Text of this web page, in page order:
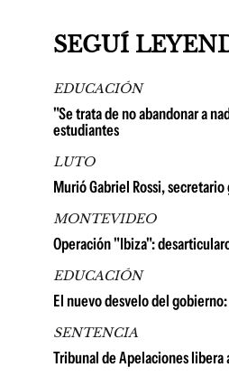
SEGUÍ
EDUCACIÓN
"Se trata de no abandonar a
estudiantes
LUTO
Murió Gabriel Rossi,
MONTEVIDEO
Operación "Ibiza":
EDUCACIÓN
El nuevo desvelo del
SENTENCIA
Tribunal de Apelaciones